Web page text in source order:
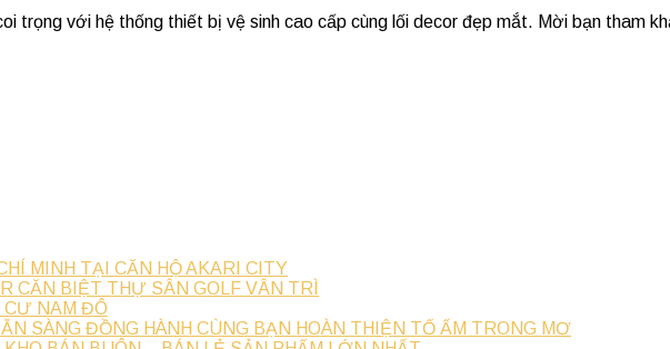
trọng với hệ thống thiết bị vệ sinh cao cấp cùng lối decor đẹp mắt. Mời bạn tham
MINH TẠI CĂN HỘ AKARI CITY
CĂN BIỆT THỰ SÂN GOLF VÂN TRÌ
CƯ NAM ĐÔ
SÀNG ĐỒNG HÀNH CÙNG BẠN HOÀN THIỆN TỔ ẤM TRONG MƠ